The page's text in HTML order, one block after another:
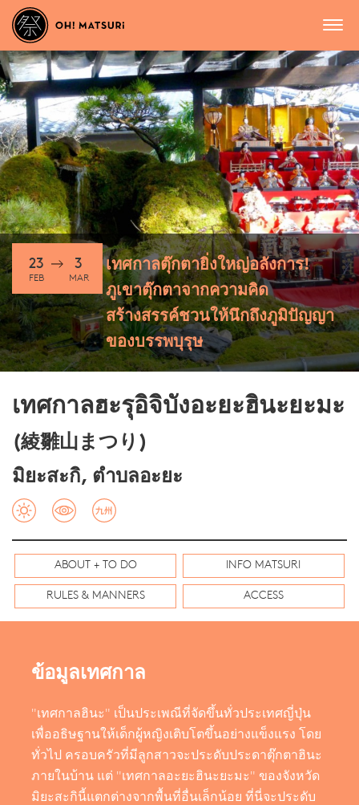
23
FEB
3
MAR
เทศกาลตุ๊กตายิ่งใหญ่อลังการ!
ภูเขาตุ๊กตาจากความคิด
สร้างสรรค์ชวนให้นึกถึงภูมิปัญญา
ของบรรพบุรุษ
เทศกาลฮะรุอิจิบังอะยะฮินะยะมะ
(綾雛山まつり)
มิยะสะกิ, ตำบลอะยะ
ABOUT + TO DO INFO MATSURI
RULES & MANNERS ACCESS
ข้อมูลเทศกาล
"เทศกาลฮินะ" เป็นประเพณีที่จัดขึ้นทั่วประเทศญี่ปุ่น
เพื่ออธิษฐานให้เด็กผู้หญิงเติบโตขึ้นอย่างแข็งแรง โดย
ทั่วไป ครอบครัวที่มีลูกสาวจะประดับประดาตุ๊กตาฮินะ
ภายในบ้าน แต่ "เทศกาลอะยะฮินะยะมะ" ของจังหวัด
มิยะสะกินี้แตกต่างจากพื้นที่อื่นเล็กน้อย ที่นี่จะประดับ